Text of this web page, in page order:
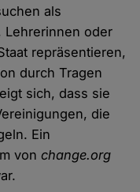
als
Lehrerinnen oder
repräsentieren,
durch Tragen
sich, dass sie
die
Ein
vonchange.org